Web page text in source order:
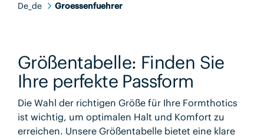
De_de Groessenfuehrer
Größentabelle: Finden Sie
Ihre perfekte Passform
Die Wahl der richtigen Größe für Ihre Formthotics
ist wichtig, um optimalen Halt und Komfort zu
erreichen. Unsere Größentabelle bietet eine klare